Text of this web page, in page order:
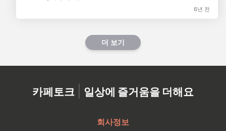
6년 전
더 보기
카페토크 | 일상에 즐거움을 더해요
회사정보